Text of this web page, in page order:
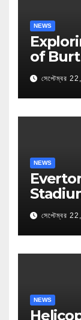
NEWS
of
সেপ্টেম্বর
NEWS
সেপ্টেম্বর
NEWS